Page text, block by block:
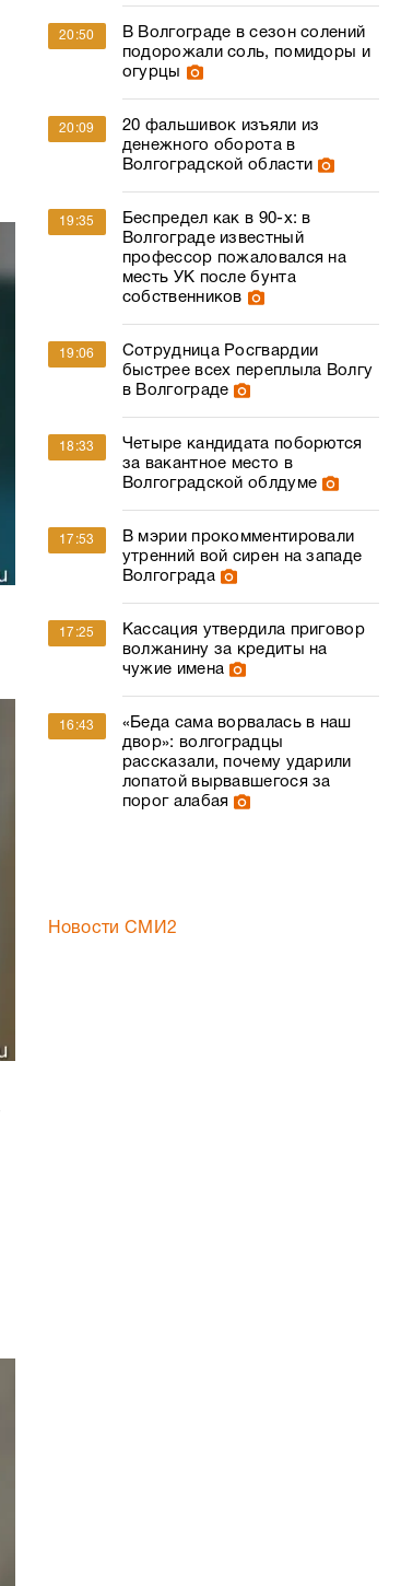
20:50
В Волгограде в сезон солений
подорожали соль, помидоры и
огурцы
20:09
20 фальшивок изъяли из
денежного оборота в
Волгоградской области
19:35
Беспредел как в 90-х: в
Волгограде известный
профессор пожаловался на
месть УК после бунта
собственников
19:06
Сотрудница Росгвардии
быстрее всех переплыла Волгу
в Волгограде
18:33
Четыре кандидата поборются
за вакантное место в
Волгоградской облдуме
17:53
В мэрии прокомментировали
утренний вой сирен на западе
Волгограда
17:25
Кассация утвердила приговор
волжанину за кредиты на
чужие имена
16:43
«Беда сама ворвалась в наш
двор»: волгоградцы
рассказали, почему ударили
лопатой вырвавшегося за
порог алабая
Новости СМИ2